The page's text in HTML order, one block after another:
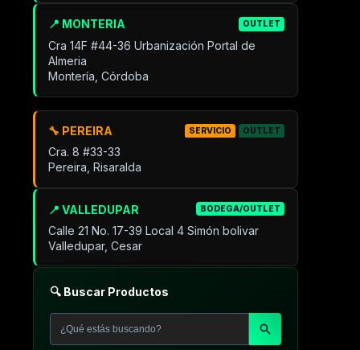
📍 MONTERIA OUTLET
Cra 14F #44-36 Urbanización Portal de
Almeria
Montería, Córdoba
📍 VALLEDUPAR BODEGA/OUTLET
Calle 21 No. 17-39 Local 4 Simón bolivar
Valledupar, Cesar
🔧 PEREIRA SERVICIO OUTLET
Cra. 8 #33-33
Pereira, Risaralda
🔍 Buscar Productos